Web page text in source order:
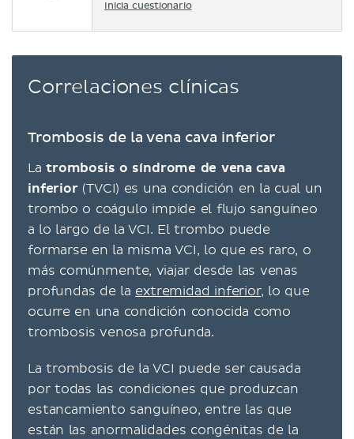
Inicia cuestionario
Correlaciones clínicas
Trombosis de la vena cava inferior
La trombosis o síndrome de vena cava
inferior(TVCI) es una condición en la cual un
trombo o coágulo impide el flujo sanguíneo
a lo largo de la VCI. El trombo puede
formarse en la misma VCI, lo que es raro, o
más comúnmente, viajar desde las venas
profundas de la extremidad inferior, lo que
ocurre en una condición conocida como
trombosis venosa profunda.
La trombosis de la VCI puede ser causada
por todas las condiciones que produzcan
estancamiento sanguíneo, entre las que
están las anormalidades congénitas de la